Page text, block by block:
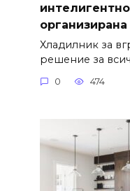
организирана
Хладилник за
решение за
0 474